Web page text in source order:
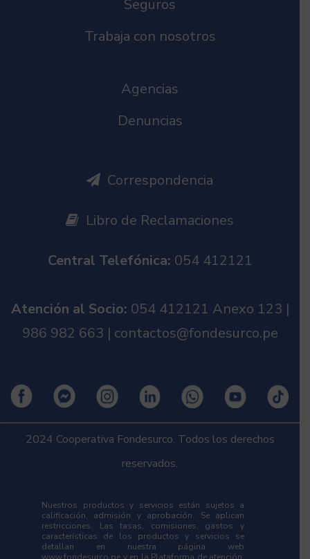
Seguros
Trabaja con nosotros
Agencias
Denuncias
Correspondencia
Libro de Reclamaciones
Central Telefónica: 054 412121
Atención al Socio: 054 412121 Anexo 123 |
986 982 663 | contactos@fondesurco.pe
2024 Cooperativa Fondesurco. Todos los derechos
reservados.
Nuestros productos y servicios están sujetos a
calificación, admisión y aprobación. Se aplican
restricciones. Las tasas, comisiones, gastos y
características de los productos y servicios se
detallan en nuestra página web